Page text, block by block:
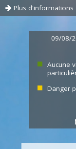
Plus d'informations
09/08/
Aucune
Danger